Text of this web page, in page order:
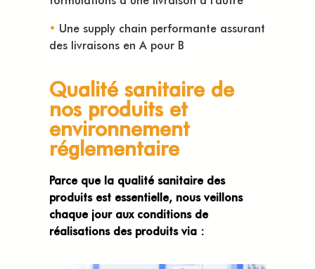
• Une supply chain performante assurant
des livraisons en A pour B
Qualité sanitaire de
nos produits et
environnement
réglementaire
Parce que la qualité sanitaire des
produits est essentielle, nous veillons
chaque jour aux conditions de
réalisations des produits via :